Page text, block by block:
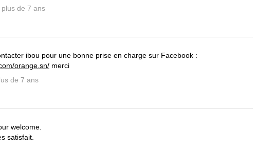
plus de 7 ans
ibou pour une bonne prise en charge sur Facebook :
orange.sn/ merci
de 7 ans
welcome.
satisfait.